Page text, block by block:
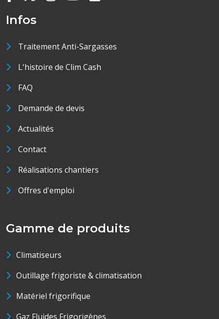
Infos
Traitement Anti-Sargasses
L'histoire de Clim Cash
FAQ
Demande de devis
Actualités
Contact
Réalisations chantiers
Offres d'emploi
Gamme de produits
Climatiseurs
Outillage frigoriste & climatisation
Matériel frigorifique
Gaz Fluides Frigorigènes